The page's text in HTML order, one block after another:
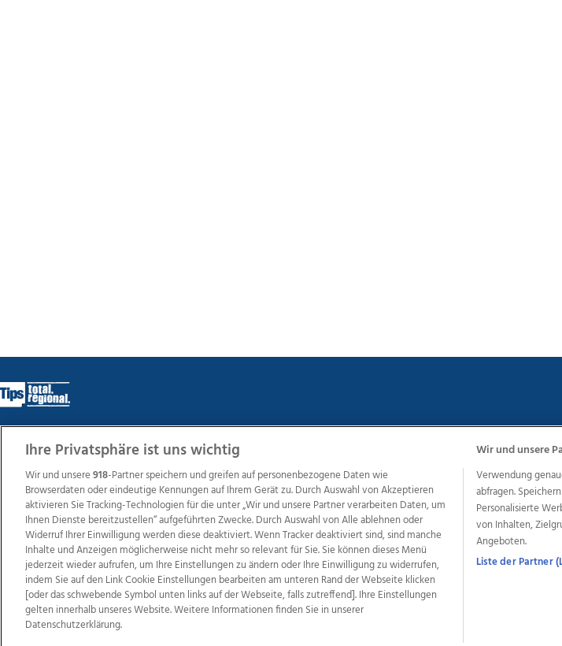
Kontakt
Weitere Angebote des Medienhauses
TV1 di-mog-i.at OÖNow Ischler Woche Life Radio OÖNachrichten OÖN Immobilien
Regionaljobs
wasistlos.at
Copyrights © 2026 Tips Zeitungs GmbH & Co KG
Ihre Privatsphäre ist uns wichtig
Wir und unsere918-Partner speichern und greifen auf personenbezogene Daten wie
Browserdaten oder eindeutige Kennungen auf Ihrem Gerät zu. Durch Auswahl von Akzeptieren
aktivieren Sie Tracking-Technologien für die unter „Wir und unsere Partner verarbeiten Daten, um
Ihnen Dienste bereitzustellen“ aufgeführten Zwecke. Durch Auswahl von Alle ablehnen oder
Widerruf Ihrer Einwilligung werden diese deaktiviert. Wenn Tracker deaktiviert sind, sind manche
Inhalte und Anzeigen möglicherweise nicht mehr so relevant für Sie. Sie können dieses Menü
jederzeit wieder aufrufen, um Ihre Einstellungen zu ändern oder Ihre Einwilligung zu widerrufen,
indem Sie auf den Link Cookie Einstellungen bearbeiten am unteren Rand der Webseite klicken
[oder das schwebende Symbol unten links auf der Webseite, falls zutreffend]. Ihre Einstellungen
gelten innerhalb unseres Website. Weitere Informationen finden Sie in unserer
Datenschutzerklärung.
Wir und unsere
Verwendung
abfragen.
Personalisierte
von Inhalten,
Angeboten.
Liste der Partner